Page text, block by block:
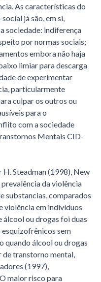
As características do
já são, em si,
sociedade: indiferença
por normas sociais;
embora não haja
limiar para descarga
de experimentar
particularmente
culpar os outros ou
para o
com a sociedade
Mentais CID-
Steadman (1998), New
da violência
substancias, comparados
violência em indivíduos
álcool ou drogas foi duas
esquizofrênicos sem
quando álcool ou drogas
transtorno mental,
(1997),
maior risco para